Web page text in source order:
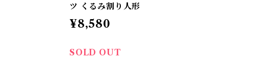
ツ くるみ割り人形
¥8,580
SOLD OUT